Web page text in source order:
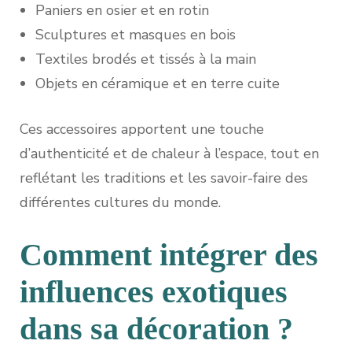
Paniers en osier et en rotin
Sculptures et masques en bois
Textiles brodés et tissés à la main
Objets en céramique et en terre cuite
Ces accessoires apportent une touche
d’authenticité et de chaleur à l’espace, tout en
reflétant les traditions et les savoir-faire des
différentes cultures du monde.
Comment intégrer des
influences exotiques
dans sa décoration ?